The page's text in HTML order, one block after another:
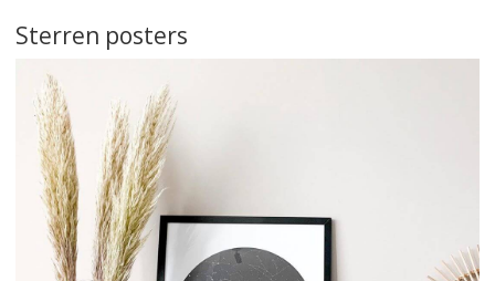
Sterren posters